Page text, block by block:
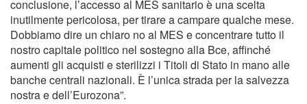
conclusione, l’accesso al MES sanitario è una scelta
inutilmente pericolosa, per tirare a campare qualche mese.
Dobbiamo dire un chiaro no al MES e concentrare tutto il
nostro capitale politico nel sostegno alla Bce, affinché
aumenti gli acquisti e sterilizzi i Titoli di Stato in mano alle
banche centrali nazionali. È l’unica strada per la salvezza
nostra e dell’Eurozona”.